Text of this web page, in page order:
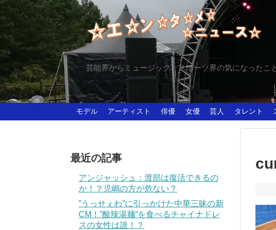
芸能界からミュージック、スポーツ界の気になったこ
モデル アーティスト 俳優 女優 芸人 タレント
最近の記事
アンジャッシュ：渡部は復活できるの
か！？児嶋の方が危ない？
”うっせぇわ”に引っかけた中華三昧の新
CM！”酸辣湯麺”を食べるチャイナドレ
スの女性は誰！？